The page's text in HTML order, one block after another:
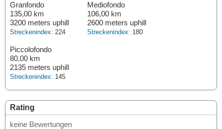
Granfondo
135,00 km
3200 meters uphill
Streckenindex: 224
Mediofondo
106,00 km
2600 meters uphill
Streckenindex: 180
Piccolofondo
80,00 km
2135 meters uphill
Streckenindex: 145
Rating
keine Bewertungen